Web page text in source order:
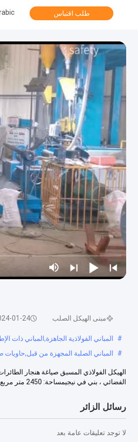
طلب اقتباس
مبنى الهيكل الصلب 01-24
#
المباني الفولاذية الجاهزة,المباني ذات
#
المباني الصلبة المجهزة من
الهيكل الفولاذي المسبق صياغة هنجار
الفضائي ، بني في نيجيمساحة: 2450 متر مربع ((هنجار كبير 2 مجموعات...
رسائل الزائر
لا توجد تعليقات عامة بعد